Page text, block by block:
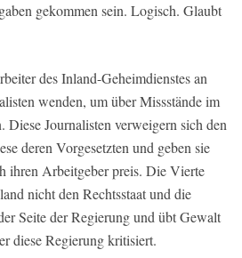
gekommen sein. Logisch. Glaubt
des Inland-Geheimdienstes an
wenden, um über Missstände im
Diese Journalisten verweigern sich den
deren Vorgesetzten und geben sie
ihren Arbeitgeber preis. Die Vierte
nicht den Rechtsstaat und die
Seite der Regierung und übt Gewalt
diese Regierung kritisiert.